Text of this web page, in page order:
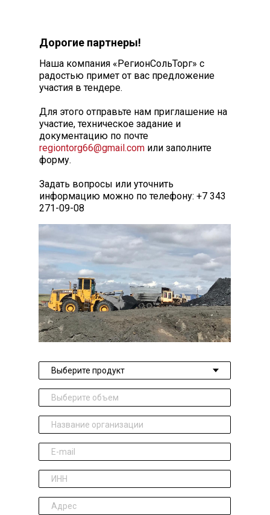
Наша компания «РегионСольТорг» с
радостью примет от вас предложение
участия в тендере.
Для этого отправьте нам приглашение на
участие, техническое задание и
документацию по почте
regiontorg66@gmail.com или заполните
форму.
Задать вопросы или уточнить
информацию можно по телефону: +7 343
271-09-08
Дорогие партнеры!